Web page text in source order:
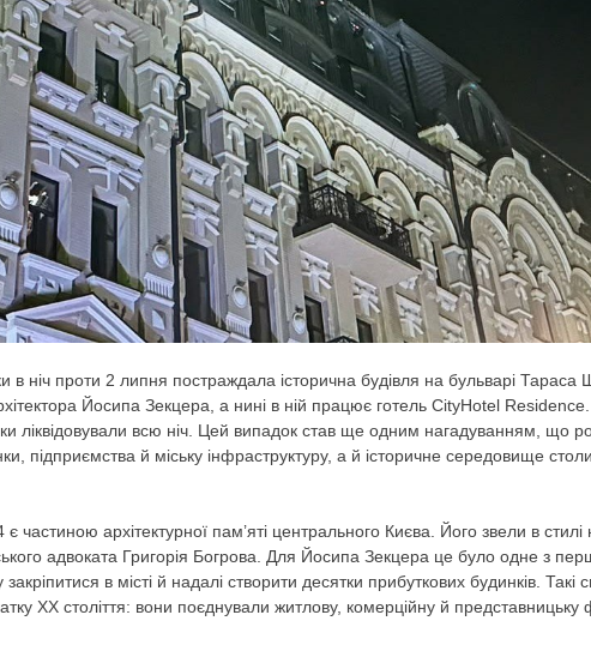
в ніч проти 2 липня постраждала історична будівля на бульварі
Йосипа Зекцера, а нині в ній працює готель CityHotel Residence.
ліквідовували всю ніч. Цей випадок став ще одним нагадуванням, що
підприємства й міську інфраструктуру, а й історичне середовище
частиною архітектурної пам’яті центрального Києва. Його звели в
адвоката Григорія Богрова. Для Йосипа Зекцера це було одне з
в місті й надалі створити десятки прибуткових будинків. Такі
ХХ століття: вони поєднували житлову, комерційну й